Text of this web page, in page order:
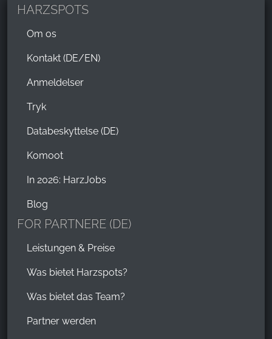
HARZSPOTS
Om os
Kontakt (DE/EN)
Anmeldelser
Tryk
Databeskyttelse (DE)
Komoot
In 2026: HarzJobs
Blog
FOR PARTNERE (DE)
Leistungen & Preise
Was bietet Harzspots?
Was bietet das Team?
Partner werden